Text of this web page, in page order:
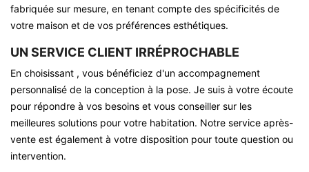
fabriquée sur mesure, en tenant compte des spécificités de
votre maison et de vos préférences esthétiques.
UN SERVICE CLIENT IRRÉPROCHABLE
En choisissant , vous bénéficiez d'un accompagnement
personnalisé de la conception à la pose. Je suis à votre écoute
pour répondre à vos besoins et vous conseiller sur les
meilleures solutions pour votre habitation. Notre service après-
vente est également à votre disposition pour toute question ou
intervention.